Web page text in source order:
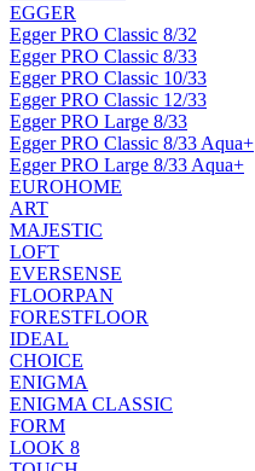
EGGER
Egger PRO Classic 8/32
Egger PRO Classic 8/33
Egger PRO Classic 10/33
Egger PRO Classic 12/33
Egger PRO Large 8/33
Egger PRO Classic 8/33 Aqua+
Egger PRO Large 8/33 Aqua+
EUROHOME
ART
MAJESTIC
LOFT
EVERSENSE
FLOORPAN
FORESTFLOOR
IDEAL
CHOICE
ENIGMA
ENIGMA CLASSIC
FORM
LOOK 8